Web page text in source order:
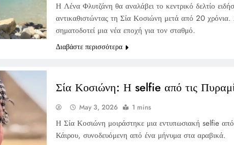
Η Λένα Φλυτζάνη θα αναλάβει το κεντρικό δελτίο
αντικαθιστώντας τη Σία Κοσιώνη μετά από 20
σηματοδοτεί μια νέα εποχή για τον σταθμό.
Διαβάστε περισσότερα
Σία Κοσιώνη: Η selfie από τις
May 3, 2026 1 mins
Η Σία Κοσιώνη μοιράστηκε μια εντυπωσιακή selfie από
Κάιρου, συνοδευόμενη από ένα μήνυμα στα αραβικά.